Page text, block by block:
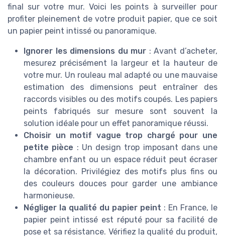
final sur votre mur. Voici les points à surveiller pour
profiter pleinement de votre produit papier, que ce soit
un papier peint intissé ou panoramique.
Ignorer les dimensions du mur : Avant d’acheter,
mesurez précisément la largeur et la hauteur de
votre mur. Un rouleau mal adapté ou une mauvaise
estimation des dimensions peut entraîner des
raccords visibles ou des motifs coupés. Les papiers
peints fabriqués sur mesure sont souvent la
solution idéale pour un effet panoramique réussi.
Choisir un motif vague trop chargé pour une
petite pièce : Un design trop imposant dans une
chambre enfant ou un espace réduit peut écraser
la décoration. Privilégiez des motifs plus fins ou
des couleurs douces pour garder une ambiance
harmonieuse.
Négliger la qualité du papier peint : En France, le
papier peint intissé est réputé pour sa facilité de
pose et sa résistance. Vérifiez la qualité du produit,